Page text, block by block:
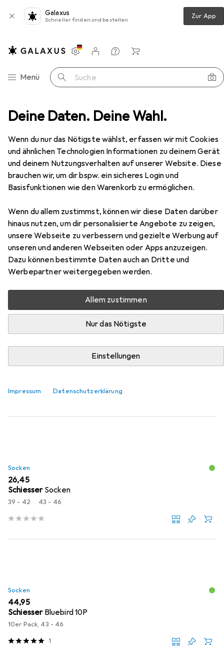
Deine Daten. Deine Wahl.
Wenn du nur das Nötigste wählst, erfassen wir mit Cookies
und ähnlichen Technologien Informationen zu deinem Gerät
und deinem Nutzungsverhalten auf unserer Website. Diese
brauchen wir, um dir bspw. ein sicheres Login und
Basisfunktionen wie den Warenkorb zu ermöglichen.
Wenn du allem zustimmst, können wir diese Daten darüber
hinaus nutzen, um dir personalisierte Angebote zu zeigen,
unsere Webseite zu verbessern und gezielte Werbung auf
unseren und anderen Webseiten oder Apps anzuzeigen.
Dazu können bestimmte Daten auch an Dritte und
Werbepartner weitergegeben werden.
Allem zustimmen
Nur das Nötigste
Einstellungen
Impressum Datenschutzerklärung
Galaxus
Schneller finden und bestellen Zur App
Navigation nach Kategorien
Menü Suche
Einstellungen
Kundenkonto
Vergleichslisten
Merklisten
Warenkorb
Wäsche Unterhosen Schiesser 5PACK Rio-Slip
EUR
54,95
Schiesser 5PACK Rio-Slip
5 Grössen
Zubehör für Schiesser 5PACK
Rio-Slip
Hier findest du passendes Zubehör zum Produkt
Schiesser 5PACK Rio-Slip aus der Kategorie Socken.
Socken
SchiesserFreizeitsocken Bluebird
Socken
EUR
26,45
Schiesser Socken
39 - 42 43 - 46
Socken
EUR
44,95
Schiesser Bluebird 10P
10er Pack, 43 - 46
1